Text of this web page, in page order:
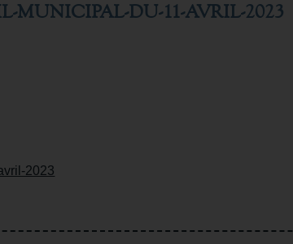
MUNICIPAL-DU-11-AVRIL-2023
2023